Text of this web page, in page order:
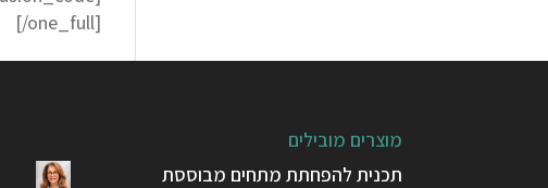
[/one_full]
מוצרים מובילים
תכנית להפחתת מתחים מבוססת